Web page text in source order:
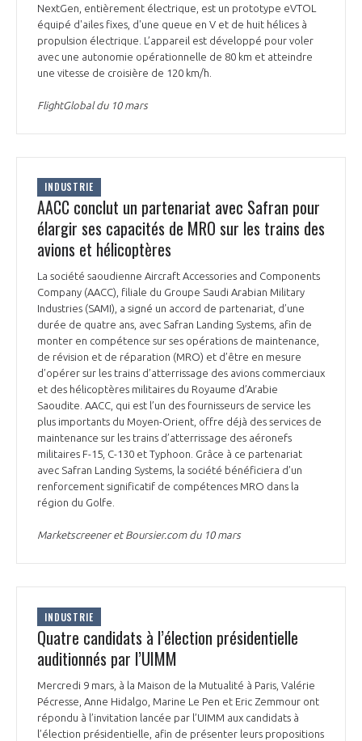
NextGen, entièrement électrique, est un prototype eVTOL
équipé d'ailes fixes, d'une queue en V et de huit hélices à
propulsion électrique. L’appareil est développé pour voler
avec une autonomie opérationnelle de 80 km et atteindre
une vitesse de croisière de 120 km/h.
FlightGlobal du 10 mars
INDUSTRIE
AACC conclut un partenariat avec Safran pour
élargir ses capacités de MRO sur les trains des
avions et hélicoptères
La société saoudienne Aircraft Accessories and Components
Company (AACC), filiale du Groupe Saudi Arabian Military
Industries (SAMI), a signé un accord de partenariat, d’une
durée de quatre ans, avec Safran Landing Systems, afin de
monter en compétence sur ses opérations de maintenance,
de révision et de réparation (MRO) et d’être en mesure
d’opérer sur les trains d’atterrissage des avions commerciaux
et des hélicoptères militaires du Royaume d’Arabie
Saoudite. AACC, qui est l’un des fournisseurs de service les
plus importants du Moyen-Orient, offre déjà des services de
maintenance sur les trains d’atterrissage des aéronefs
militaires F-15, C-130 et Typhoon. Grâce à ce partenariat
avec Safran Landing Systems, la société bénéficiera d’un
renforcement significatif de compétences MRO dans la
région du Golfe.
Marketscreener et Boursier.com du 10 mars
INDUSTRIE
Quatre candidats à l’élection présidentielle
auditionnés par l’UIMM
Mercredi 9 mars, à la Maison de la Mutualité à Paris, Valérie
Pécresse, Anne Hidalgo, Marine Le Pen et Eric Zemmour ont
répondu à l’invitation lancée par l’UIMM aux candidats à
l’élection présidentielle, afin de présenter leurs propositions